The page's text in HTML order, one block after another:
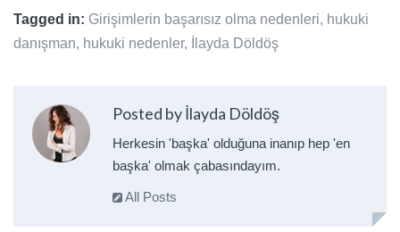
Tagged in: Girişimlerin başarısız olma nedenleri, hukuki
danışman, hukuki nedenler, İlayda Döldöş
Posted by İlayda Döldöş
Herkesin 'başka' olduğuna inanıp hep 'en
başka' olmak çabasındayım.
All Posts